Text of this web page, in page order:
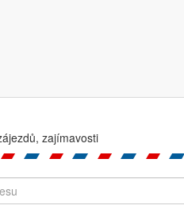
zajímavosti